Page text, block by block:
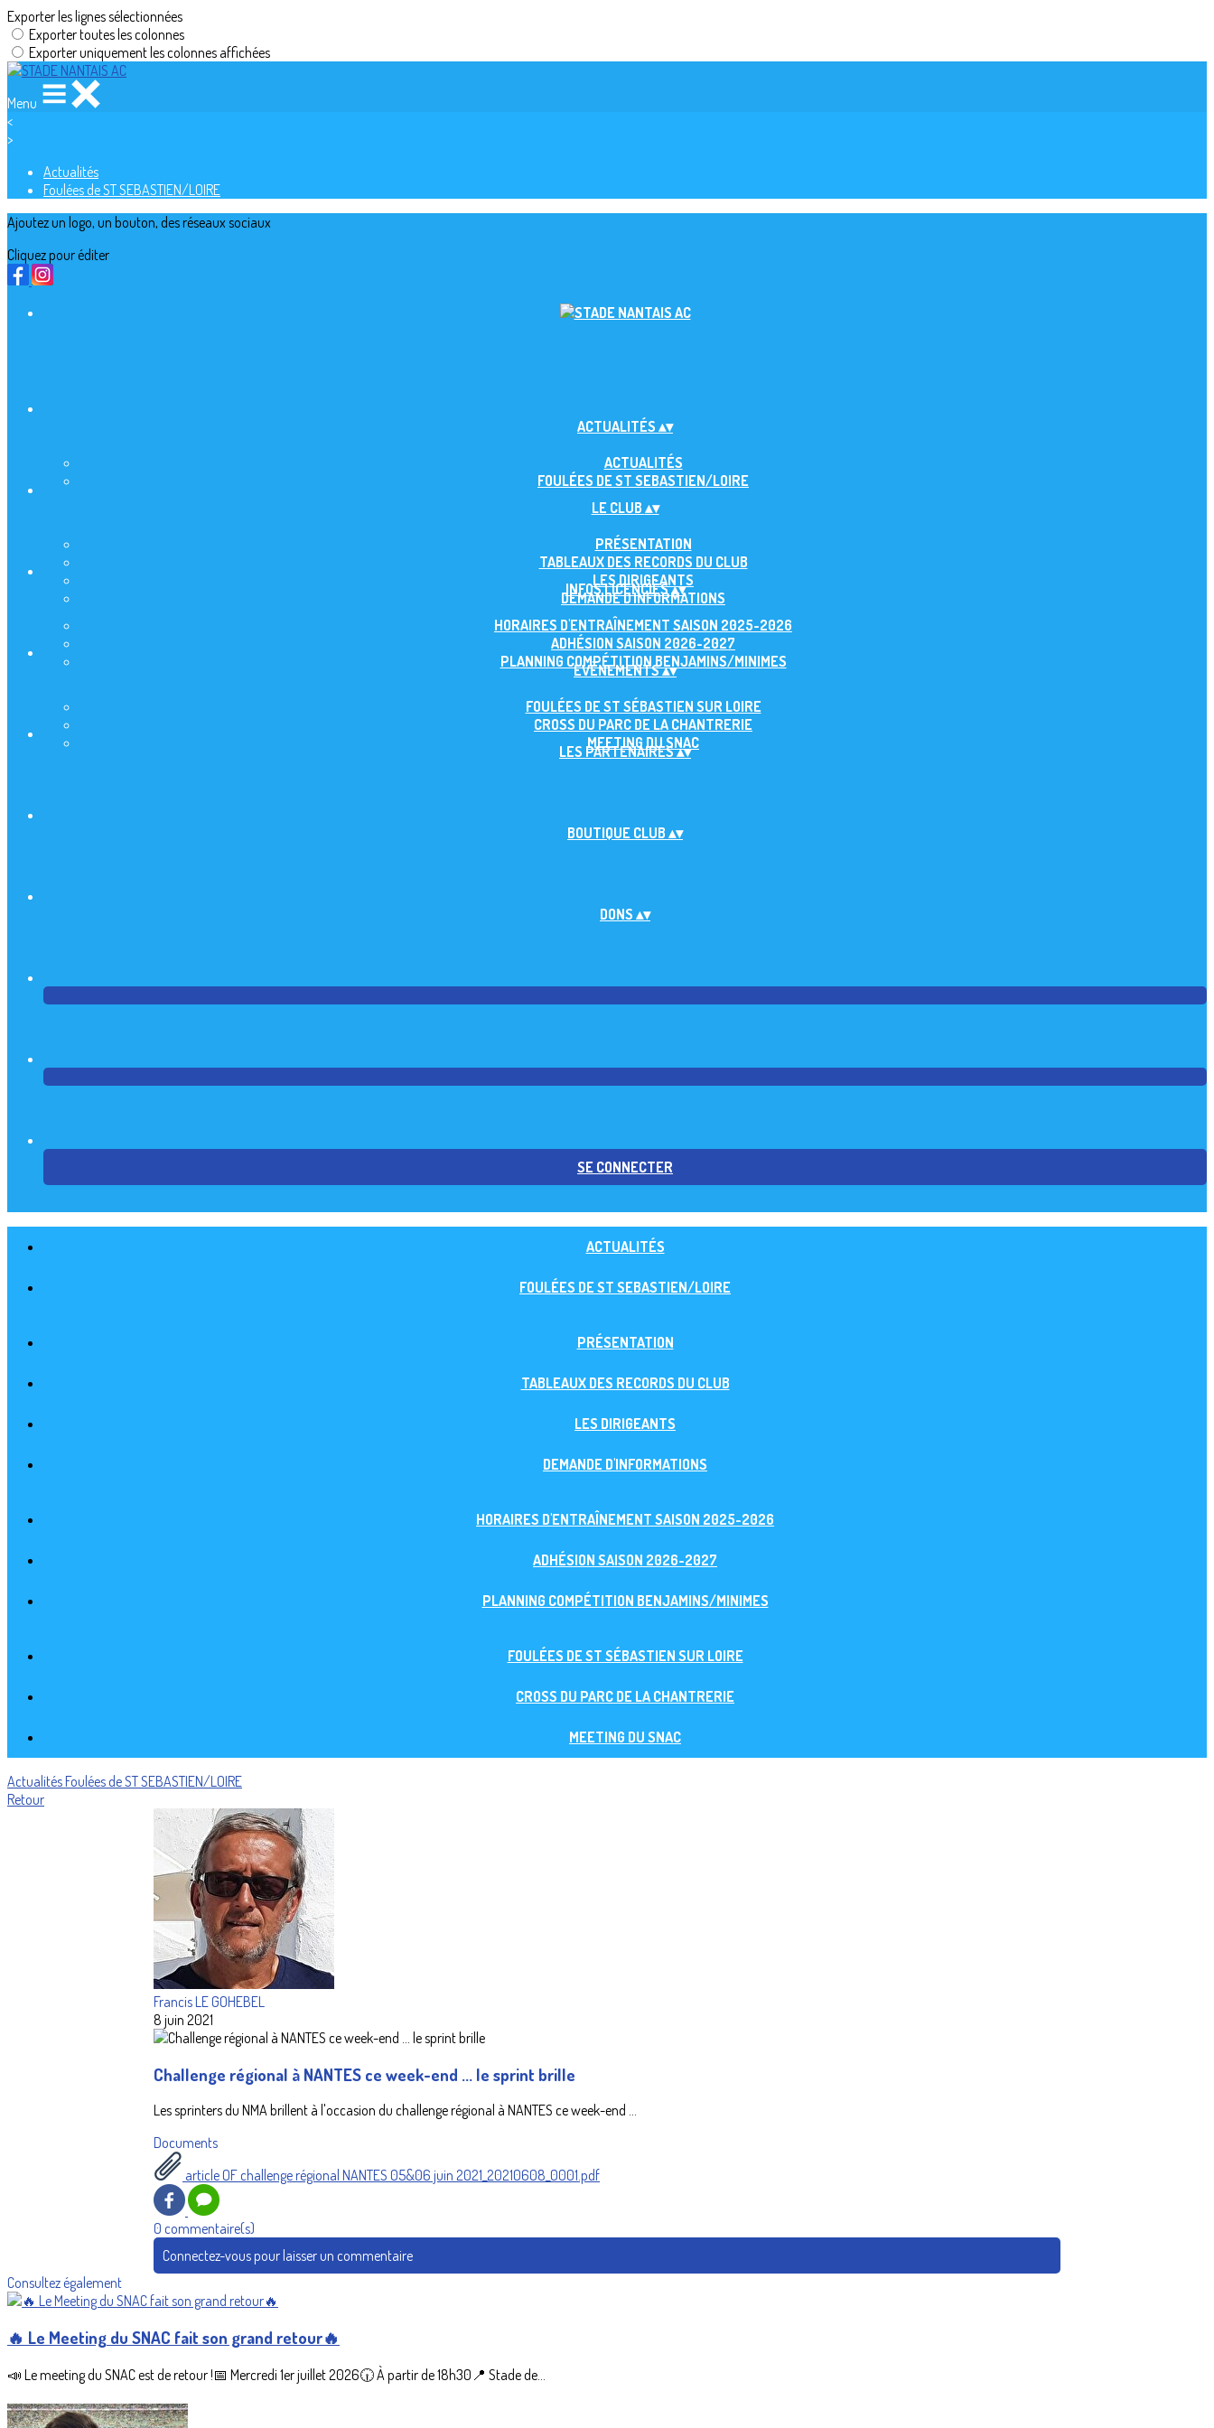
Exporter les lignes sélectionnées
Exporter toutes les colonnes
Exporter uniquement les colonnes affichées
Menu
<
>
Actualités
Foulées de ST SEBASTIEN/LOIRE
Ajoutez un logo, un bouton, des réseaux sociaux
Cliquez pour éditer
ACTUALITÉS ▴▾
ACTUALITÉS
FOULÉES DE ST SEBASTIEN/LOIRE
LE CLUB ▴▾
PRÉSENTATION
TABLEAUX DES RECORDS DU CLUB
LES DIRIGEANTS
DEMANDE D'INFORMATIONS
INFOS LICENCIÉS▴▾
HORAIRES D'ENTRAÎNEMENT SAISON 2025-2026
ADHÉSION SAISON 2026-2027
PLANNING COMPÉTITION BENJAMINS/MINIMES
EVÈNEMENTS▴▾
FOULÉES DE ST SÉBASTIEN SUR LOIRE
CROSS DU PARC DE LA CHANTRERIE
MEETING DU SNAC
LES PARTENAIRES▴▾
BOUTIQUE CLUB ▴▾
DONS ▴▾
SE CONNECTER
ACTUALITÉS
FOULÉES DE ST SEBASTIEN/LOIRE
PRÉSENTATION
TABLEAUX DES RECORDS DU CLUB
LES DIRIGEANTS
DEMANDE D'INFORMATIONS
HORAIRES D'ENTRAÎNEMENT SAISON 2025-2026
ADHÉSION SAISON 2026-2027
PLANNING COMPÉTITION BENJAMINS/MINIMES
FOULÉES DE ST SÉBASTIEN SUR LOIRE
CROSS DU PARC DE LA CHANTRERIE
MEETING DU SNAC
ActualitésFoulées de ST SEBASTIEN/LOIRE
Retour
Francis LE GOHEBEL
8 juin 2021
Challenge régional à NANTES ce week-end ... le sprint brille
Les sprinters du NMA brillent à l'occasion du challenge régional à NANTES ce week-end ...
Documents
article OF challenge régional NANTES 05&06 juin 2021_20210608_0001.pdf
0 commentaire(s)
Connectez-vous pour laisser un commentaire
Consultez également
🔥 Le Meeting du SNAC fait son grand retour🔥
📣 Le meeting du SNAC est de retour !📅 Mercredi 1er juillet 2026🕡 À partir de 18h30📍 Stade de...